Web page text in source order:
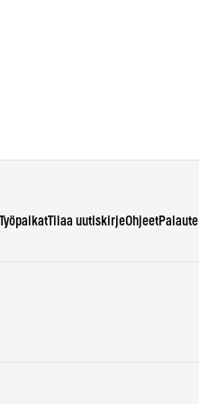
Tilaa uutiskirjeOhjeetPalaute